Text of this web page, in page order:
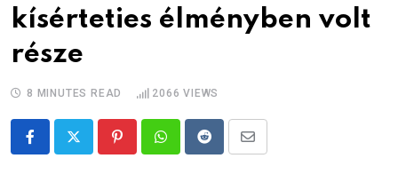
kísérteties élményben volt
része
8 MINUTES READ 2066 VIEWS
PinterestWhatsappRedditShare